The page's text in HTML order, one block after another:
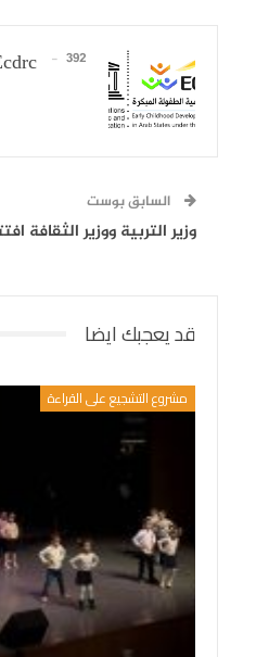
392 المشاركات
السابق بوست
وزير التربية ووزير الثقافة
قد يعجبك ايضا
مشروع التشجيع على القراءة